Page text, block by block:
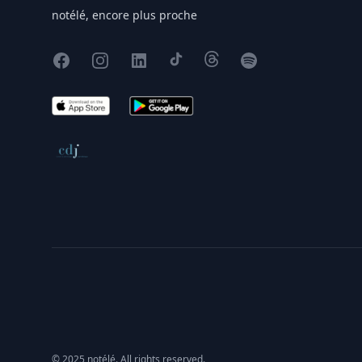
notélé, encore plus proche
FacebookInstagram
X TikTokThreadsSpotify
App Store Google Play
Conseil de déontologie journalistique